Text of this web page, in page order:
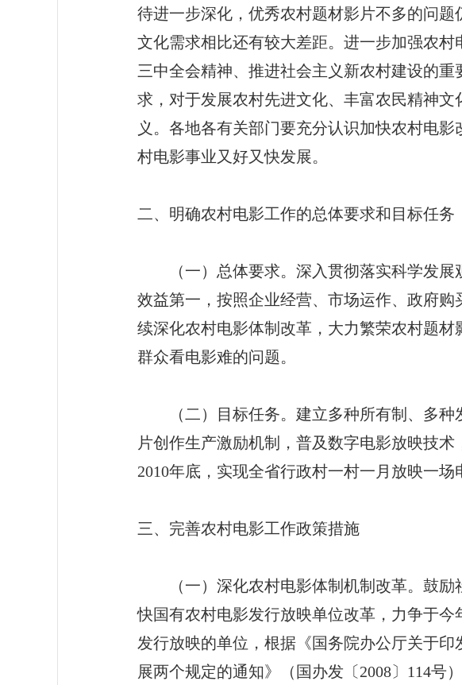
待进一步深化，优秀农村题材影片不多的问
文化需求相比还有较大差距。进一步加强农
三中全会精神、推进社会主义新农村建设的
求，对于发展农村先进文化、丰富农民精神
义。各地各有关部门要充分认识加快农村电
村电影事业又好又快发展。
二、明确农村电影工作的总体要求和目标任务
（一）总体要求。深入贯彻落实科学发展
效益第一，按照企业经营、市场运作、政府
续深化农村电影体制改革，大力繁荣农村题
群众看电影难的问题。
（二）目标任务。建立多种所有制、多种
片创作生产激励机制，普及数字电影放映技
2010年底，实现全省行政村一村一月放映一
三、完善农村电影工作政策措施
（一）深化农村电影体制机制改革。鼓励
快国有农村电影发行放映单位改革，力争于
发行放映的单位，根据《国务院办公厅关于
展两个规定的通知》（国办发〔2008〕114号